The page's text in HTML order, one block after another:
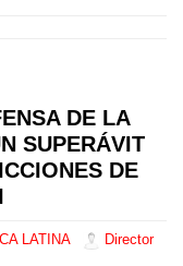
DE LA
SUPERÁVIT
DE
LATINA
Director